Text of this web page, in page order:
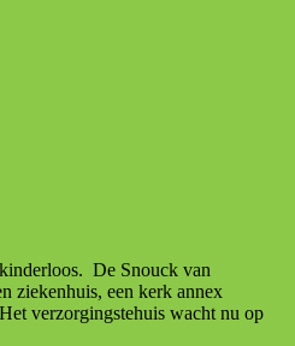
De Snouck van
ziekenhuis, een kerk annex
verzorgingstehuis wacht nu op